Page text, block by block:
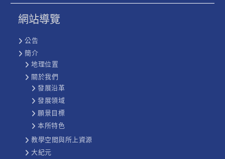
網站導覽
公告
簡介
地理位置
關於我們
發展沿革
發展領域
願景目標
本所特色
教學空間與所上資源
大紀元